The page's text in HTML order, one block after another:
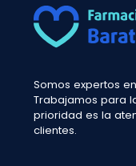
Somos expertos
Trabajamos para
prioridad es la
clientes.